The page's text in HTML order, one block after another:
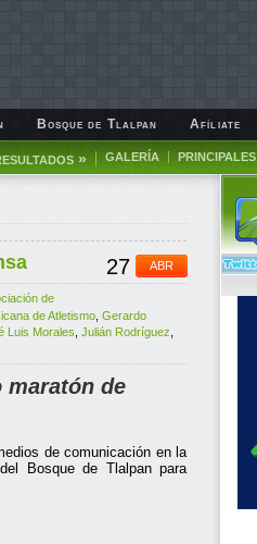
Bosque de Tlalpan Afíliate
» GALERÍA PRINCIPALES
ABR
27
de
de Atletismo Gerardo
Luis Morales Julián Rodríguez
maratón de
de comunicación en la
Bosque de Tlalpan para